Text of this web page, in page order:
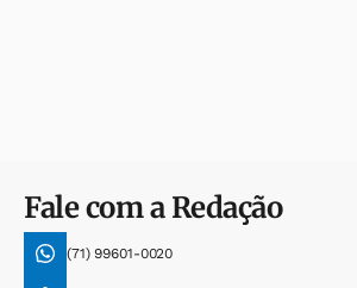
Fale com a Redação
(71) 99601-0020